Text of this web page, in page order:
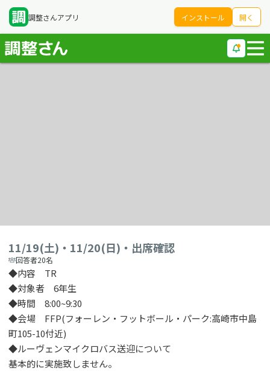
調整さんアプリ インストール 開く
11/19(土)・11/20(日)・出席確認
回答者20名
◆内容 TR
◆対象者 6年生
◆時間 8:00~9:30
◆会場 FFP(フォーレン・フットボール・パーク:高崎市中島
町105-10付近)
◆ルーヴェンマイクロバス送迎について
基本的に実施致しません。